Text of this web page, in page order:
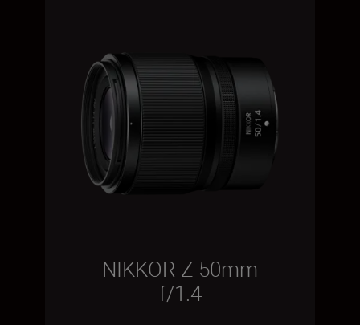
NIKKOR Z 50mm
f/1.4